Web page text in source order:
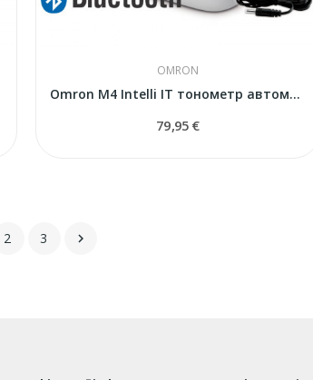
OMRON
Omron M4 Intelli IT тонометр автоматический
79,95 €
2 3 